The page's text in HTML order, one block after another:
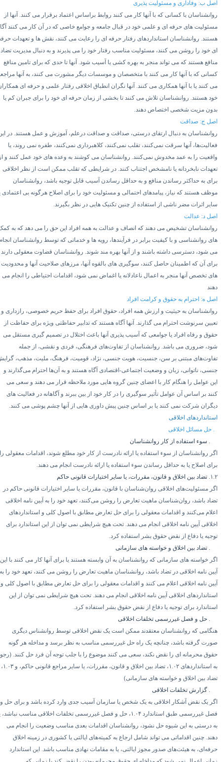
ب: وفاداری و مسئولیت پذیری
با کسانی که با آنها کار می کنند روابط براساس اعتماد برقرار می کنند. آنها از
های حرفه ای و علمی خود در قبال جامعه و جوامع خاصی که در آن کار می کنند آگاه
روانشناسان استانداردهای رفتار حرفه ای را رعایت می کنند، نقش ها و تعهدات حرفه
خود را روشن می کنند، مسئولیت مناسب رفتار خود را می پذیرند و به دنبال مدیریت تضاد
هستند که می تواند منجر به بهره کشی یا آسیب شود. آنها تا حدی که برای تامین منافع
که با آنها کار می کنند با متخصصان و موسسات دیگر مشورت می کنند، به آنها مراجعه
کنند یا با آنها همکاری می کنند. آنها نگران انطباق اخلاقی رفتار علمی و حرفه ای همکاران
هستند. روانشناسان تلاش می کنند تا بخشی از زمان حرفه ای خود را برای جبران کم یا
مزیت شخصی اختصاص دهند.
ج: صداقت
به دنبال ارتقای درستی، صداقت و صداقت درعلم، آموزش و عمل هستند. در این
آنها سرقت نمی‌کنند، تقلب نمی‌کنند، کلاهبرداری نمی‌کنند، طفره نمی روند، یا
را به عمد مخدوش نمی‌کنند. روانشناسان می کوشند به وعده های خود عمل کنند و از
نابخردانه یا نامشخص اجتناب کنند. در شرایطی که تقلب ممکن است از نظر اخلاقی
به حداکثر رساندن منافع و به حداقل رساندن آسیب قابل توجیه باشد، روانشناسان
هستند که نیاز، پیامدهای احتمالی و مسئولیت خود را برای اصلاح هرگونه بی اعتمادی یا
اثرات مضر ناشی از استفاده از چنین تکنیک هایی در نظر بگیرند.
د: عدالت
تشخیص می دهند که انصاف و عدالت به همه افراد این حق را می دهد که به کمک
روانشناسی و با کیفیت برابر در فرآیندها، رویه ها و خدماتی که توسط روانشناسان انجام
شود، دسترسی داشته باشند و از آنها بهره مند شوند. روانشناسان قضاوت معقولی دارند و
آن که اطمینان حاصل کنند، سوگیری های بالقوه آنها، مرزهای صلاحیت آنها و محدودیت
تخصص آنها منجر به اعمال ناعادلانه یا اغماض نمی شود، اقدامات احتیاطی را انجام می
ه: احترام به حقوق و کرامت افراد
به حیثیت و ارزش همه افراد، حقوق افراد برای حفظ حریم خصوصی، رازداری و
سرنوشت احترام می گذارند. آنها آگاه هستند که تدابیر حفاظتی ویژه برای حفاظت از
و رفاه افراد یا جوامعی که آسیب پذیری آنها باعث اختلال در تصمیم گیری مستقل می
ضروری می باشد. روانشناسان از تفاوت‌های فرهنگی، فردی و نقشی، از جمله
مبتنی بر سن، جنسیت، هویت جنسی، نژاد، قومیت، فرهنگ، ملیت، مذهب، گرایش
ناتوانی، زبان و وضعیت اجتماعی-اقتصادی آگاه هستند و به آن‌ها احترام می‌گذارند و
عوامل را هنگام کار با اعضای چنین گروه هایی مورد ملاحظه قرار می دهند و سعی می
بر اساس آن عوامل تأثیر سوگیری را در کار خود از بین ببرند و آگاهانه در فعالیت های
شرکت نمی کنند یا بر اساس چنین پیش داوری هایی از آنها چشم پوشی می کنند.
اخلاقی
حل مسائل اخلاقی
سوء استفاده از کار روانشناسان
روانشناسان از سوء استفاده یا ارائه نادرست از کار خود مطلع شوند، اقدامات معقولی را
اصلاح یا به حداقل رساندن سوء استفاده یا ارائه نادرست انجام می دهند.
. تضاد بین اخلاق و قانون، مقررات، یا سایر اختیارات قانونی حاکم
مسئولیت‌های اخلاقی روان‌شناسان با قانون، مقررات یا سایر اختیارات قانونی حاکم در
باشد، روان‌شناسان ماهیت تعارض را روشن می‌کنند، تعهد خود را به آیین نامه اخلاقی
می‌کنند و اقدامات معقولی را برای حل تعارض مطابق با اصول کلی و استانداردهای
آیین نامه اخلاقی انجام می دهند. تحت هیچ شرایطی نمی توان از این استاندارد برای
یا دفاع از نقض حقوق بشر استفاده کرد.
تضاد بین اخلاق و خواسته های سازمانی
خواسته های سازمانی که روانشناسان به آن وابسته هستند یا برای آنها کار می کنند با این
نامه اخلاقی در تضاد باشد، روانشناسان ماهیت تعارض را روشن می کنند، تعهد خود را به
نامه اخلاقی اعلام می کنند و اقدامات معقولی را برای حل تعارض مطابق با اصول کلی و
اخلاقی آیین نامه اخلاقی انجام می دهند. تحت هیچ شرایطی نمی توان از این
برای توجیه یا دفاع از نقض حقوق بشر استفاده کرد.
حل و فصل غیررسمی تخلفات اخلاقی
که روانشناسان معتقدند ممکن است یک نقض اخلاقی توسط روانشناس دیگری
گرفته باشد، چنانچه یک راه حل غیررسمی مناسب به نظر برسد و مداخله هر گونه
محرمانه ای را نقض نکند، سعی می کنند موضوع را با جلب توجه آن فرد حل کنند. (رجوع
استانداردهای۱.۰۲، تضاد بین اخلاق و قانون، مقررات، یا سایر مراجع قانونی حاکم، و ۱.۰۳،
بین اخلاق و خواسته های سازمانی)
گزارش تخلفات اخلاقی
یک نقض آشکار اخلاقی به یک شخص یا سازمان آسیب جدی وارد کرده باشد و برای حل و
غیررسمی طبق استاندارد۱.۰۴، حل و فصل غیررسمی تخلفات اخلاقی مناسب نباشد، یا
درستی به این شیوه حل نشود، روانشناسان اقدامات بعدی مناسب وضعیت را انجام می
چنین اقداماتی می تواند شامل ارجاع به کمیته‌های ایالتی یا کشوری در زمینه اخلاق
به هیئت‌های صدور مجوز ایالتی، یا به مقامات نهادی مناسب باشد. این استاندارد